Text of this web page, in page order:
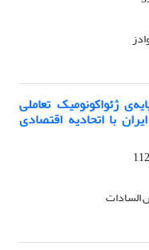
ژئواکونومیک تعاملی
با اتحادیه اقتصادی
السادات